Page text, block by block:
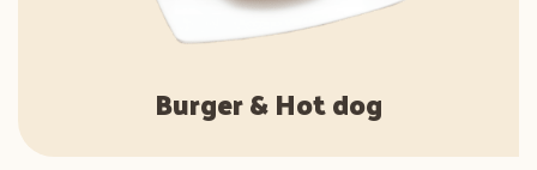
Burger & Hot dog